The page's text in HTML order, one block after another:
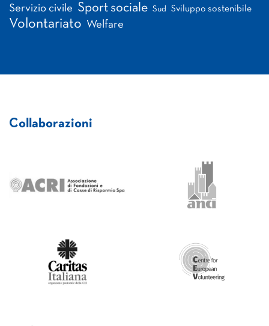
Servizio civile Sport sociale Sud Sviluppo sostenibile
Volontariato Welfare
Collaborazioni